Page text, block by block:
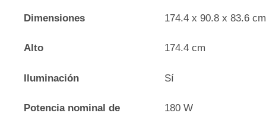
Dimensiones 174.4 x 90.8 x 83.6 cm
Alto 174.4 cm
Iluminación Sí
Potencia nominal de
180 W